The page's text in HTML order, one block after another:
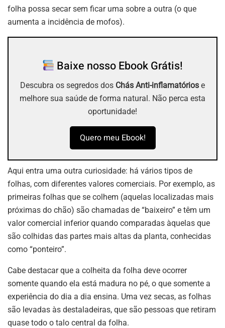
folha possa secar sem ficar uma sobre a outra (o que
aumenta a incidência de mofos).
Baixe nosso Ebook Grátis!
Descubra os segredos dos Chás Anti-inflamatórios e
melhore sua saúde de forma natural. Não perca esta
oportunidade!
Quero meu Ebook!
Aqui entra uma outra curiosidade: há vários tipos de
folhas, com diferentes valores comerciais. Por exemplo, as
primeiras folhas que se colhem (aquelas localizadas mais
próximas do chão) são chamadas de “baixeiro” e têm um
valor comercial inferior quando comparadas àquelas que
são colhidas das partes mais altas da planta, conhecidas
como “ponteiro”.
Cabe destacar que a colheita da folha deve ocorrer
somente quando ela está madura no pé, o que somente a
experiência do dia a dia ensina. Uma vez secas, as folhas
são levadas às destaladeiras, que são pessoas que retiram
quase todo o talo central da folha.